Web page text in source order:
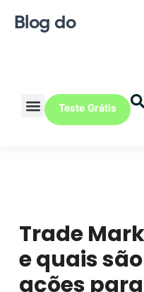
Blog do
Teste Grátis
Trade
e quais
ações